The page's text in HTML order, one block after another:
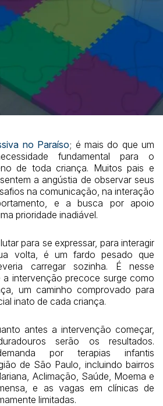
no Paraíso; é mais do que um
fundamental para o
de toda criança. Muitos pais e
a angústia de observar seus
na comunicação, na interação
e a busca por apoio
prioridade inadiável.
para se expressar, para interagir
volta, é um fardo pesado que
carregar sozinha. É nesse
a intervenção precoce surge como
um caminho comprovado para
inato de cada criança.
antes a intervenção começar,
serão os resultados.
por terapias infantis
de São Paulo, incluindo bairros
Aclimação, Saúde, Moema e
e as vagas em clínicas de
limitadas.